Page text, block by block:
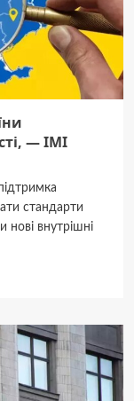
— ІМІ
стандарти
нові внутрішні